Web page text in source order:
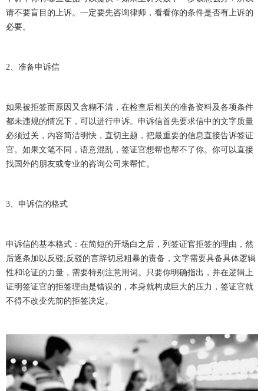
请不要盲目的上诉。一定要先咨询律师，看看你的条件是否有上诉的
必要。
2、准备申诉信
如果被拒签而原因又含糊不清，在检查后相关的准备资料及各项条件
都未违规的情况下，可以进行申诉。申诉信首先要求信中的文字质量
必须过关，内容简洁明快，直切主题，把最重要的信息直接告诉签证
官。如果文笔不同，语意混乱，签证官想帮也帮不了你。你可以直接
找国外的朋友或专业的咨询公司来帮忙。
3、申诉信的格式
申诉信的基本格式：在简短的开场白之后，列签证官拒签的理由，然
后逐条加以反驳;反驳的言辞切忌粗暴的责备，文字需要具备具体逻辑
性和论证的力量，需要特别注意用词。只要你明确指出，并在逻辑上
证明签证官的拒签理由是错误的，本身就构成巨大的压力，签证官就
不得不改变先前的拒签决定。